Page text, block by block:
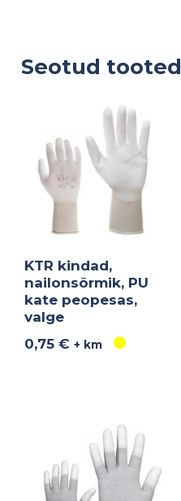
Seotud tooted
KTR kindad,
nailonsõrmik, PU
kate peopesas,
valge
0,75€ + km